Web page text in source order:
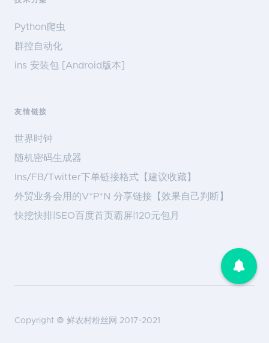
Python爬虫
群控自动化
ins 安装包 [Android版本]
友情链接
世界时钟
随机密码生成器
Ins/FB/Twitter下单链接格式【建议收藏】
外贸业务会用的V*P*N 分享链接【效果自己判断】
快挖快排|SEO百度首页霸屏|120元包月
Copyright © 鲜农村粉丝网 2017~2021